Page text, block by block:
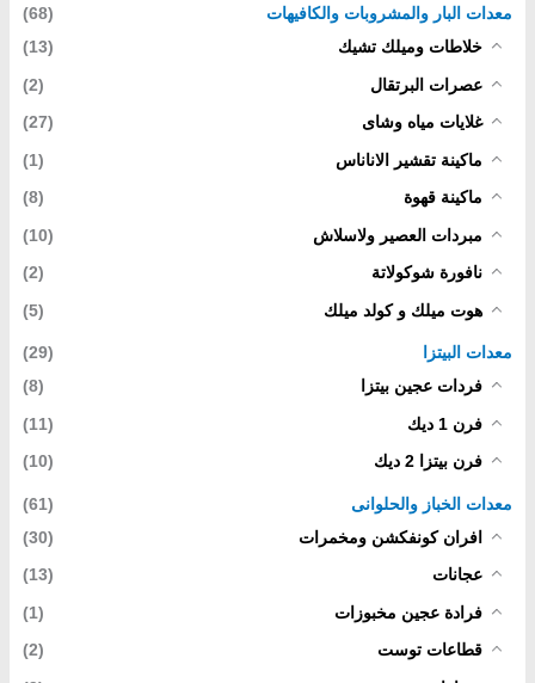
معدات البار والمشروبات والكافيهات
(68)
خلاطات وميلك تشيك
(13)
عصرات البرتقال
(2)
غلايات مياه وشاى
(27)
ماكينة تقشير الاناناس
(1)
ماكينة قهوة
(8)
مبردات العصير ولاسلاش
(10)
نافورة شوكولاتة
(2)
هوت ميلك و كولد ميلك
(5)
معدات البيتزا
(29)
فردات عجين بيتزا
(8)
فرن 1 ديك
(11)
فرن بيتزا 2 ديك
(10)
معدات الخباز والحلوانى
(61)
افران كونفكشن ومخمرات
(30)
عجانات
(13)
فرادة عجين مخبوزات
(1)
قطاعات توست
(2)